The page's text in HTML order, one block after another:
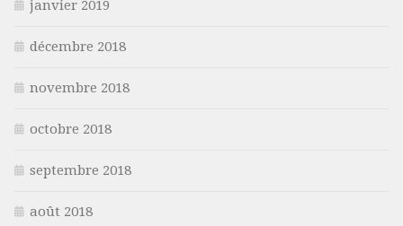
janvier 2019
décembre 2018
novembre 2018
octobre 2018
septembre 2018
août 2018